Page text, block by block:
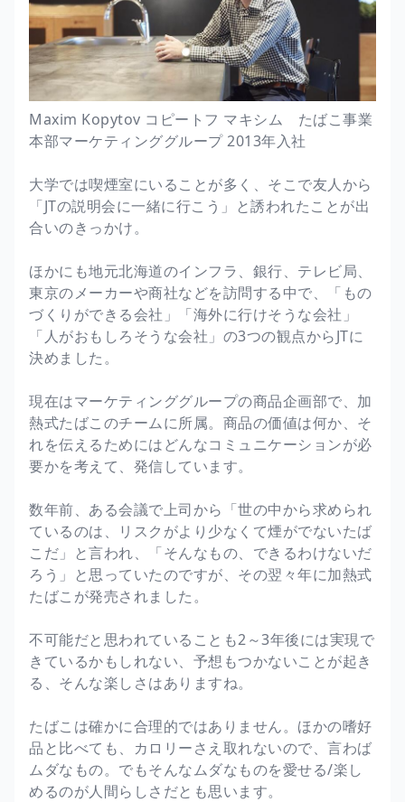
Maxim Kopytov コピートフ マキシム たばこ事業
本部マーケティンググループ 2013年入社
大学では喫煙室にいることが多く、そこで友人から
「JTの説明会に一緒に行こう」と誘われたことが出
合いのきっかけ。
ほかにも地元北海道のインフラ、銀行、テレビ局、
東京のメーカーや商社などを訪問する中で、「もの
づくりができる会社」「海外に行けそうな会社」
「人がおもしろそうな会社」の3つの観点からJTに
決めました。
現在はマーケティンググループの商品企画部で、加
熱式たばこのチームに所属。商品の価値は何か、そ
れを伝えるためにはどんなコミュニケーションが必
要かを考えて、発信しています。
数年前、ある会議で上司から「世の中から求められ
ているのは、リスクがより少なくて煙がでないたば
こだ」と言われ、「そんなもの、できるわけないだ
ろう」と思っていたのですが、その翌々年に加熱式
たばこが発売されました。
不可能だと思われていることも2～3年後には実現で
きているかもしれない、予想もつかないことが起き
る、そんな楽しさはありますね。
たばこは確かに合理的ではありません。ほかの嗜好
品と比べても、カロリーさえ取れないので、言わば
ムダなもの。でもそんなムダなものを愛せる/楽し
めるのが人間らしさだとも思います。